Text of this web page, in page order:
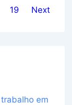
19 Next
em